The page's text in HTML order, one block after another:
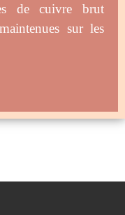
de cuivre brut
sur les